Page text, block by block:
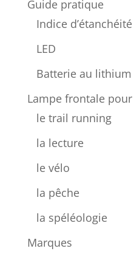
Guide pratique
Indice d’étanchéité
LED
Batterie au lithium
Lampe frontale pour
le trail running
la lecture
le vélo
la pêche
la spéléologie
Marques